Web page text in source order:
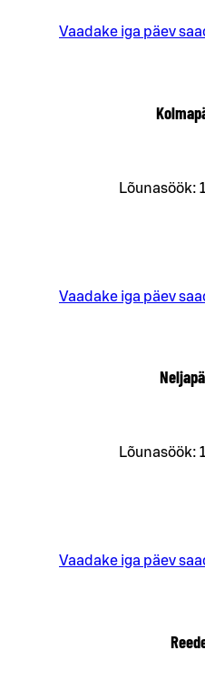
Vaadake iga päev
Lõunasöök:
Vaadake iga päev
Lõunasöök:
Vaadake iga päev